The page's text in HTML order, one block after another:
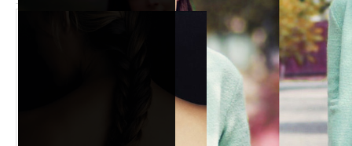
25 фактов о волосах
Добавлено - 15.03.2009 /